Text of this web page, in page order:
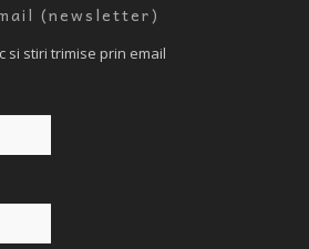
(newsletter)
si stiri trimise prin email